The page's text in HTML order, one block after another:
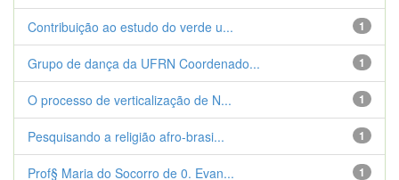
1
Contribuição ao estudo do verde u...
1
Grupo de dança da UFRN Coordenado...
1
O processo de verticalização de N...
1
Pesquisando a religião afro-brasi...
1
Prof§ Maria do Socorro de 0. Evan...